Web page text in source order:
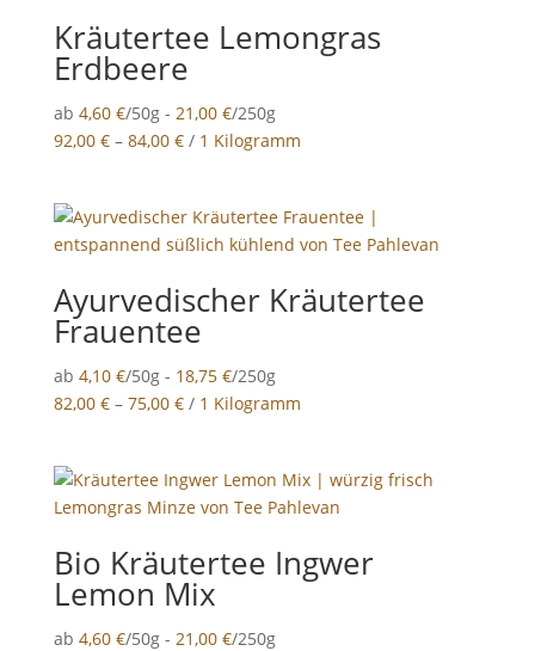
Kräutertee Lemongras
Erdbeere
ab 4,60 €/50g - 21,00 €/250g
92,00 €– 84,00 €/ 1 Kilogramm
Ayurvedischer Kräutertee
Frauentee
ab 4,10 €/50g - 18,75 €/250g
82,00 €– 75,00 €/ 1 Kilogramm
Bio Kräutertee Ingwer
Lemon Mix
ab 4,60 €/50g - 21,00 €/250g